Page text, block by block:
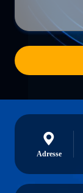
Adresse